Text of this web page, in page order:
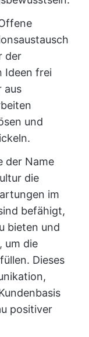
der
Ideen frei
aus
und
der Name
die
im
befähigt,
bieten und
um die
Dieses
positiver